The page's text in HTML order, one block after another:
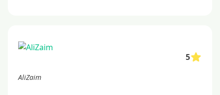
5
AliZaim